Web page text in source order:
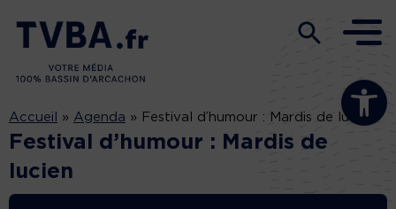
Ouvrir la
Accueil » Agenda » Festival d’humour : Mardis de lucien
Festival d’humour : Mardis de
lucien